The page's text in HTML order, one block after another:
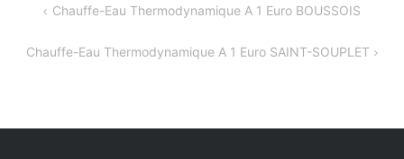
Navigation
Chauffe-Eau Thermodynamique A 1 Euro BOUSSOIS
Chauffe-Eau Thermodynamique A 1 Euro SAINT-SOUPLET